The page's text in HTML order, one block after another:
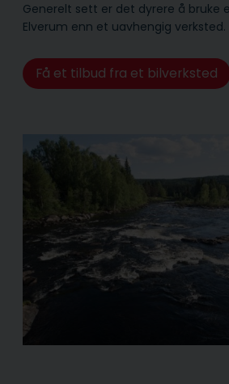
Generelt sett er det dyrere å bruke
Elverum enn et uavhengig verksted.
Få et tilbud fra et bilverksted